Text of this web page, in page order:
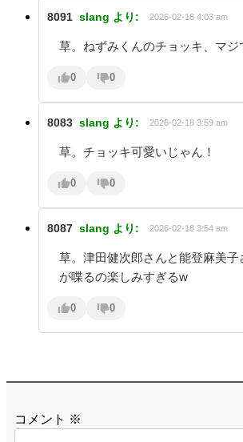
8091 slang より: 2026-02-18 4:03 am
草。ねずみくんのチョッキ、マジ
0 0
8083 slang より: 2026-02-18 3:59 am
草。チョッキ可愛いじゃん！
0 0
8087 slang より: 2026-02-18 3:54 am
草。津田健次郎さんと能登麻美
が喋るの楽しみすぎるw
0 0
コメント ※